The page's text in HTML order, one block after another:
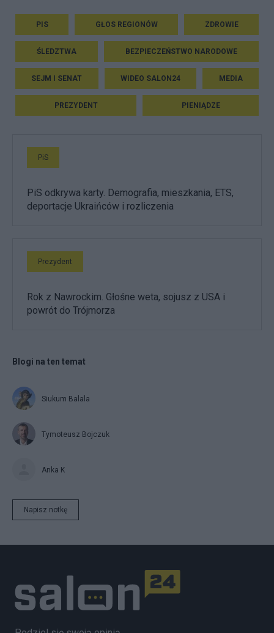
PIS GŁOS REGIONÓW ZDROWIE
ŚLEDZTWA BEZPIECZEŃSTWO NARODOWE
SEJM I SENAT WIDEO SALON24 MEDIA
PREZYDENT PIENIĄDZE
PiS
PiS odkrywa karty. Demografia, mieszkania, ETS,
deportacje Ukraińców i rozliczenia
Prezydent
Rok z Nawrockim. Głośne weta, sojusz z USA i
powrót do Trójmorza
Blogi na ten temat
Siukum Balala
Tymoteusz Bojczuk
Anka K
Napisz notkę